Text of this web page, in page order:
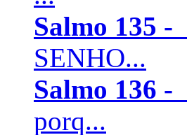
Salmo 135 -
SENHO...
Salmo 136 -
porq...